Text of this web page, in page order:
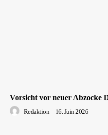
Vorsicht vor neuer Abzocke
Redaktion - 16. Juin 2026